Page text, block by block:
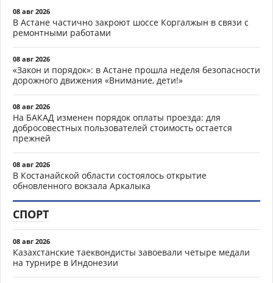
08 авг 2026
В Астане частично закроют шоссе Коргалжын в связи с
ремонтными работами
08 авг 2026
«Закон и порядок»: в Астане прошла неделя безопасности
дорожного движения «Внимание, дети!»
08 авг 2026
На БАКАД изменен порядок оплаты проезда: для
добросовестных пользователей стоимость остается
прежней
08 авг 2026
В Костанайской области состоялось открытие
обновленного вокзала Аркалыка
СПОРТ
08 авг 2026
Казахстанские таеквондисты завоевали четыре медали
на турнире в Индонезии